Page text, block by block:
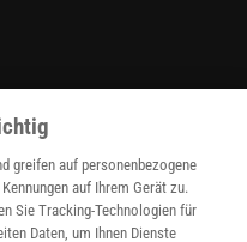
greifen auf personenbezogene
auf Ihrem Gerät zu.
Sie Tracking-Technologien für
Daten, um Ihnen Dienste